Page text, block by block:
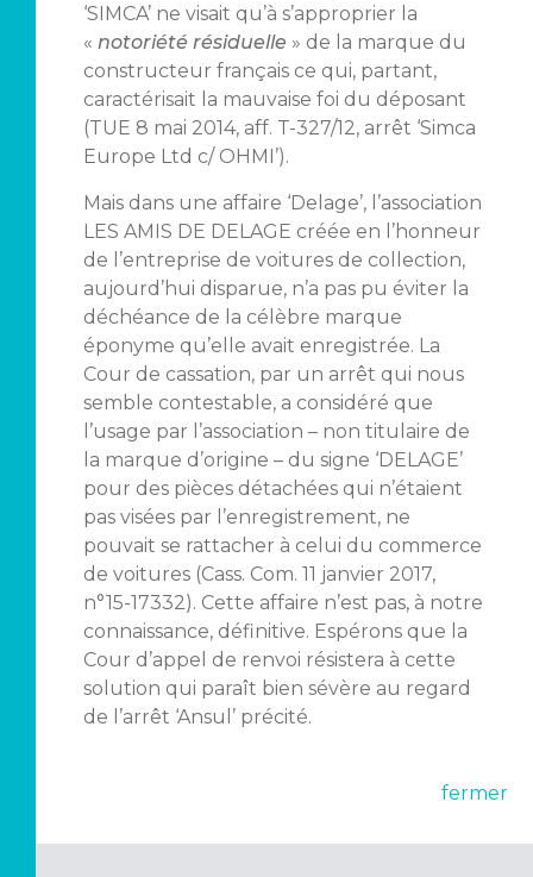
‘SIMCA’ ne visait qu’à s’approprier la
« notoriété résiduelle » de la marque du
constructeur français ce qui, partant,
caractérisait la mauvaise foi du déposant
(TUE 8 mai 2014, aff. T-327/12, arrêt ‘Simca
Europe Ltd c/ OHMI’).
Mais dans une affaire ‘Delage’, l’association
LES AMIS DE DELAGE créée en l’honneur
de l’entreprise de voitures de collection,
aujourd’hui disparue, n’a pas pu éviter la
déchéance de la célèbre marque
éponyme qu’elle avait enregistrée. La
Cour de cassation, par un arrêt qui nous
semble contestable, a considéré que
l’usage par l’association – non titulaire de
la marque d’origine – du signe ‘DELAGE’
pour des pièces détachées qui n’étaient
pas visées par l’enregistrement, ne
pouvait se rattacher à celui du commerce
de voitures (Cass. Com. 11 janvier 2017,
n°15-17332). Cette affaire n’est pas, à notre
connaissance, définitive. Espérons que la
Cour d’appel de renvoi résistera à cette
solution qui paraît bien sévère au regard
de l’arrêt ‘Ansul’ précité.
fermer